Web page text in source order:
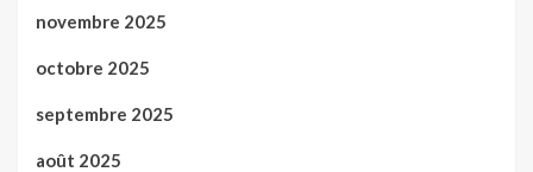
novembre 2025
octobre 2025
septembre 2025
août 2025